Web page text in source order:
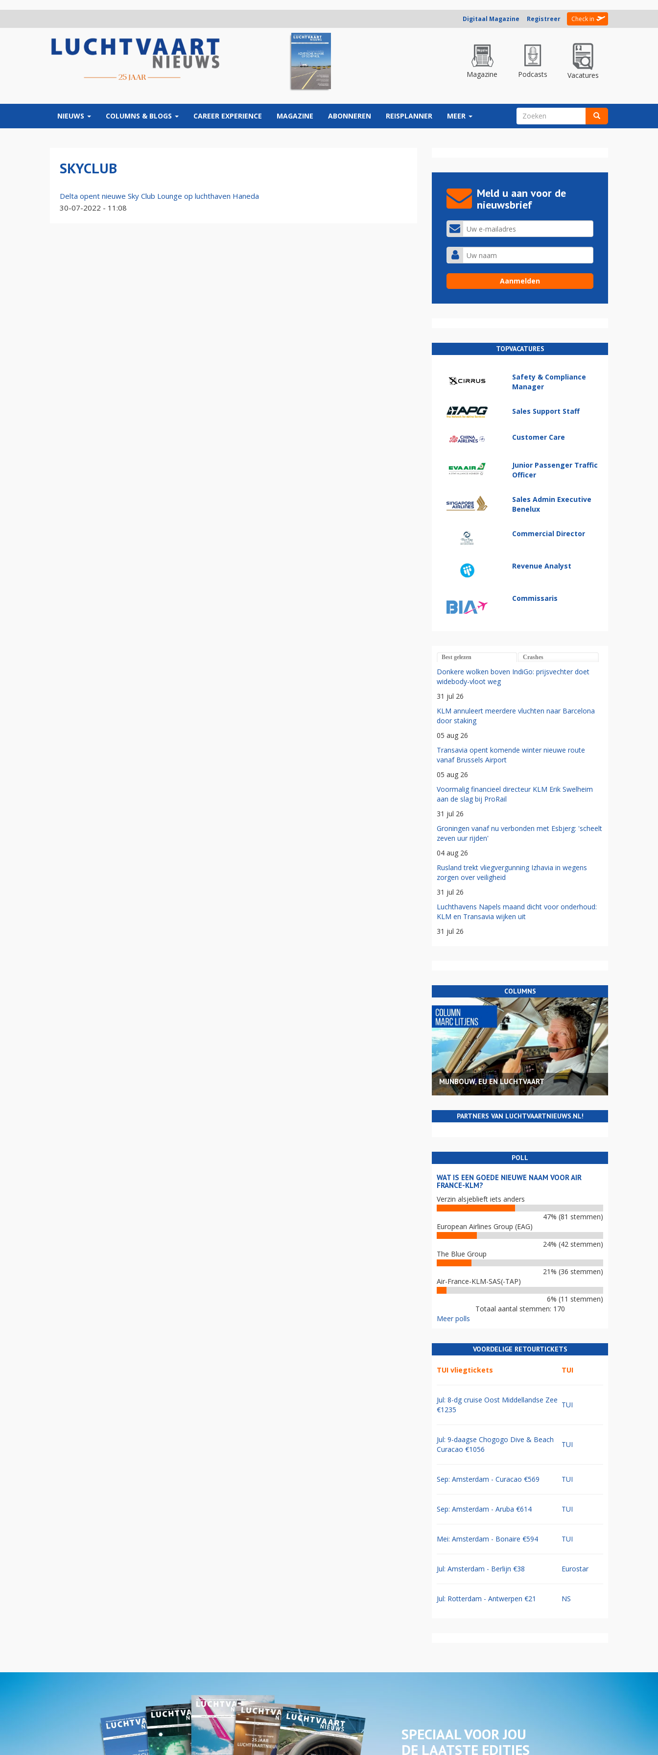
Digitaal Magazine Registreer Check in
Magazine Podcasts Vacatures
NIEUWS COLUMNS & BLOGS CAREER EXPERIENCE MAGAZINE ABONNEREN REISPLANNER MEER ZOEKVELD
SKYCLUB
Delta opent nieuwe Sky Club Lounge op luchthaven Haneda
30-07-2022 - 11:08
Meld u aan voor de
nieuwsbrief
TOPVACATURES
Safety & Compliance
Manager
Sales Support Staff
Customer Care
Junior Passenger Traffic
Officer
Sales Admin Executive
Benelux
Commercial Director
Revenue Analyst
Commissaris
Best gelezen Crashes
Donkere wolken boven IndiGo: prijsvechter doet
widebody-vloot weg
31 jul 26
KLM annuleert meerdere vluchten naar Barcelona
door staking
05 aug 26
Transavia opent komende winter nieuwe route
vanaf Brussels Airport
05 aug 26
Voormalig financieel directeur KLM Erik Swelheim
aan de slag bij ProRail
31 jul 26
Groningen vanaf nu verbonden met Esbjerg: 'scheelt
zeven uur rijden'
04 aug 26
Rusland trekt vliegvergunning Izhavia in wegens
zorgen over veiligheid
31 jul 26
Luchthavens Napels maand dicht voor onderhoud:
KLM en Transavia wijken uit
31 jul 26
COLUMNS
MIJNBOUW, EU EN LUCHTVAART
PARTNERS VAN LUCHTVAARTNIEUWS.NL!
POLL
WAT IS EEN GOEDE NIEUWE NAAM VOOR AIR
FRANCE-KLM?
Verzin alsjeblieft iets anders
47% (81 stemmen)
European Airlines Group (EAG)
24% (42 stemmen)
The Blue Group
21% (36 stemmen)
Air-France-KLM-SAS(-TAP)
6% (11 stemmen)
Totaal aantal stemmen: 170
Meer polls
VOORDELIGE RETOURTICKETS
TUI vliegtickets TUI
Jul: 8-dg cruise Oost Middellandse Zee
€1235
TUI
Jul: 9-daagse Chogogo Dive & Beach
Curacao €1056
TUI
Sep: Amsterdam - Curacao €569 TUI
Sep: Amsterdam - Aruba €614 TUI
Mei: Amsterdam - Bonaire €594 TUI
Jul: Amsterdam - Berlijn €38 Eurostar
Jul: Rotterdam - Antwerpen €21 NS
SPECIAAL VOOR JOU
DE LAATSTE EDITIES